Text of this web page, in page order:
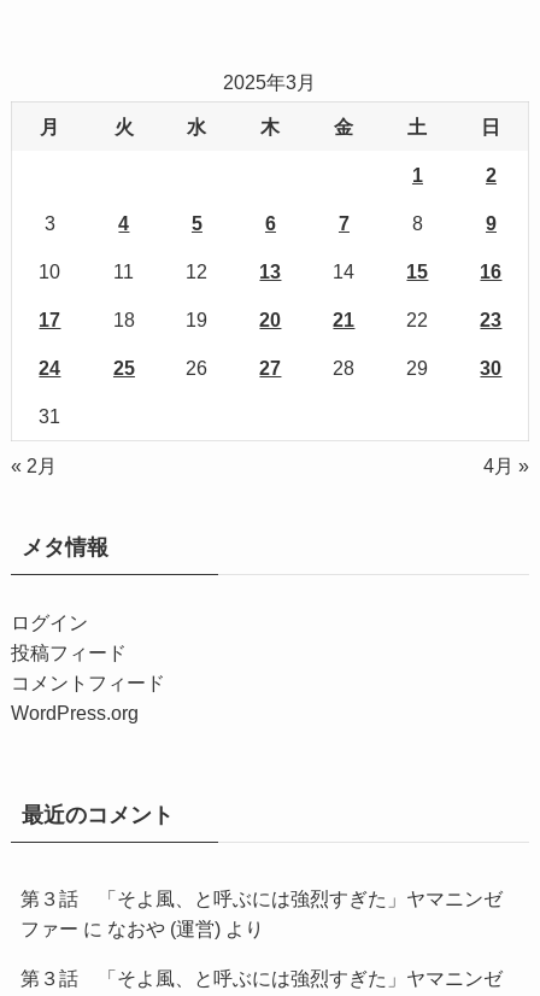
2025年3月
月 火 水 木 金 土 日
1 2
3 4 5 6 7 8 9
10 11 12 13 14 15 16
17 18 19 20 21 22 23
24 25 26 27 28 29 30
31
« 2月 4月 »
メタ情報
ログイン
投稿フィード
コメントフィード
WordPress.org
最近のコメント
第３話 「そよ風、と呼ぶには強烈すぎた」ヤマニンゼ
ファー に なおや (運営)より
第３話 「そよ風、と呼ぶには強烈すぎた」ヤマニンゼ